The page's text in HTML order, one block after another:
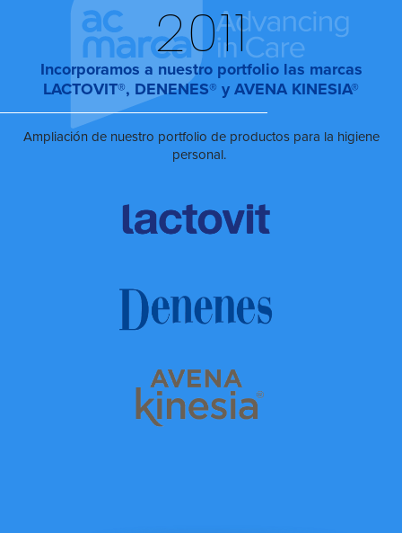
2011
Incorporamos a nuestro portfolio las marcas
LACTOVIT®, DENENES® y AVENA KINESIA®
Ampliación de nuestro portfolio de productos para la higiene
personal.